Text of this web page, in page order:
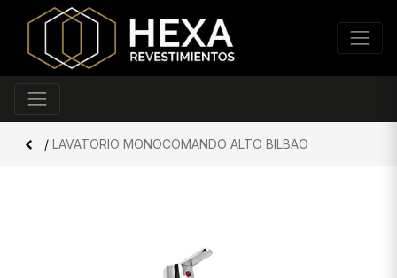
/ LAVATORIO MONOCOMANDO ALTO BILBAO